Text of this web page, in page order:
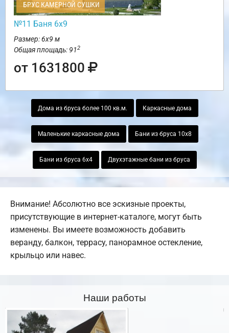
БРУС КАМЕРНОЙ СУШКИ
№11 Баня 6х9
Размер: 6х9 м
Общая площадь: 912
от 1631800
Дома из бруса более 100 кв.м. Каркасные дома
Маленькие каркасные дома Бани из бруса 10х8
Бани из бруса 6х4 Двухэтажные бани из бруса
Внимание! Абсолютно все эскизные проекты,
присутствующие в интернет-каталоге, могут быть
изменены. Вы имеете возможность добавить
веранду, балкон, террасу, панорамное остекление,
крыльцо или навес.
Наши работы